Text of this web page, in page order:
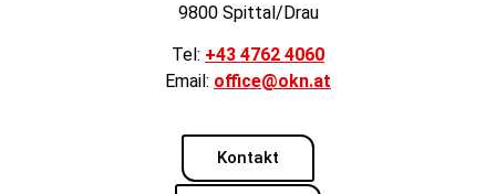
9800 Spittal/Drau
Tel: +43 4762 4060
Email: office@okn.at
Kontakt